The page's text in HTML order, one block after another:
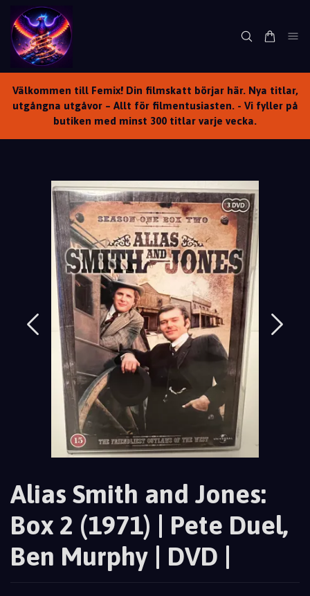
Välkommen till Femix! Din filmskatt börjar här. Nya titlar,
utgångna utgåvor – Allt för filmentusiasten. - Vi fyller på
butiken med minst 300 titlar varje vecka.
Alias Smith and Jones:
Box 2 (1971) | Pete Duel,
Ben Murphy | DVD |